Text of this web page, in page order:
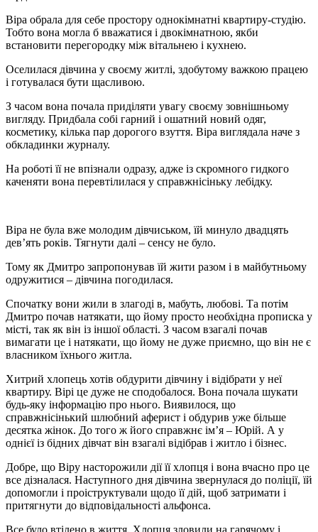
Віра обрала для себе простору однокімнатні квартиру-студію.
Тобто вона могла б вважатися і двокімнатною, якби
встановити перегородку між вітальнею і кухнею.
Оселилася дівчина у своєму житлі, здобутому важкою працею
і готувалася бути щасливою.
З часом вона почала приділяти увагу своєму зовнішньому
вигляду. Придбала собі гарний і ошатний новий одяг,
косметику, кілька пар дорогого взуття. Віра виглядала наче з
обкладинки журналу.
На роботі її не впізнали одразу, адже із скромного гидкого
каченяти вона перевтілилася у справжнісіньку лебідку.
Віра не була вже молодим дівчиськом, їй минуло двадцять
дев’ять років. Тягнути далі – сенсу не було.
Тому як Дмитро запропонував їй жити разом і в майбутньому
одружитися – дівчина погодилася.
Спочатку вони жили в злагоді в, мабуть, любові. Та потім
Дмитро почав натякати, що йому просто необхідна прописка у
місті, так як він із іншої області. З часом взагалі почав
вимагати це і натякати, що йому не дуже приємно, що він не є
власником їхнього житла.
Хитрий хлопець хотів обдурити дівчину і відібрати у неї
квартиру. Вірі це дуже не сподобалося. Вона почала шукати
будь-яку інформацію про нього. Виявилося, що
справжнісінький шлюбний аферист і обдурив уже більше
десятка жінок. До того ж його справжнє ім’я – Юрій. А у
однієї із бідних дівчат він взагалі відібрав і житло і бізнес.
Добре, що Віру насторожили дії її хлопця і вона вчасно про це
все дізналася. Наступного дня дівчина звернулася до поліції, їй
допомогли і проіструктували щодо її дій, щоб затримати і
притягнути до відповідальності альфонса.
Все було втілено в життя. Хлопця зловили на гарячому і